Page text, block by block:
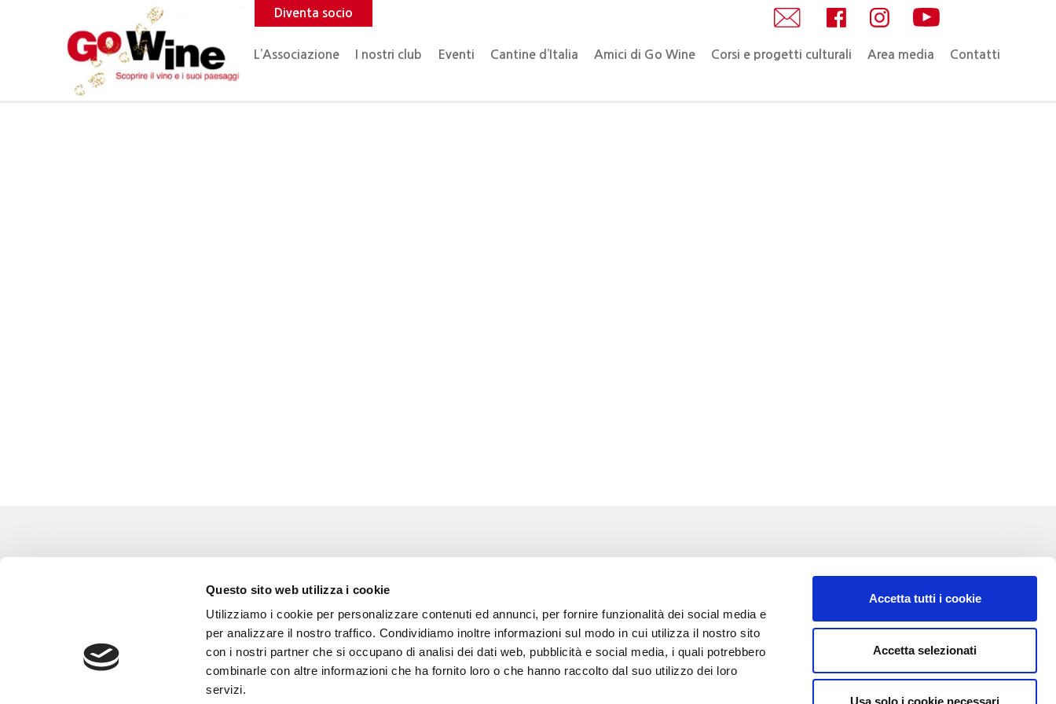
Questo sito web utilizza i cookie
Utilizziamo i cookie per personalizzare contenuti ed annunci, per fornire funzionalità dei social media e
per analizzare il nostro traffico. Condividiamo inoltre informazioni sul modo in cui utilizza il nostro sito
con i nostri partner che si occupano di analisi dei dati web, pubblicità e social media, i quali potrebbero
combinarle con altre informazioni che ha fornito loro o che hanno raccolto dal suo utilizzo dei loro
servizi.
Accetta tutti i cookie
Accetta selezionati
Usa solo i cookie necessari
Diventa socio
L’Associazione I nostri club Eventi Cantine d’Italia Amici di Go Wine Corsi e progetti culturali Area media Contatti
Corsi e Progetti culturali
Cookie policy
L’associazione
Gli amici di Go Wine
Area stampa
12051 Alba (Cn)
tel. +39 0173 364631
Codice fiscale e P.IVA: